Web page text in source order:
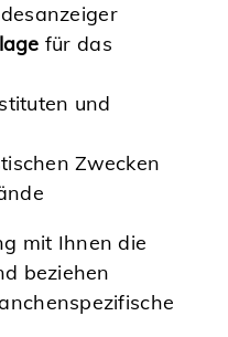
für das
und
Zwecken
mit Ihnen die
beziehen